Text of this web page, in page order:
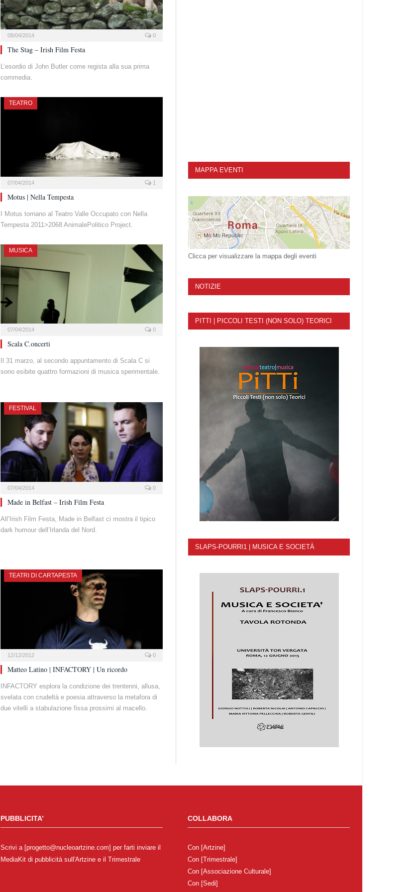
08/04/2014 0
The Stag – Irish Film Festa
L’esordio di John Butler come regista alla sua prima
commedia.
TEATRO
07/04/2014 1
Motus | Nella Tempesta
I Motus tornano al Teatro Valle Occupato con Nella
Tempesta 2011>2068 AnimalePolitico Project.
MUSICA
07/04/2014 0
Scala C.oncerti
Il 31 marzo, al secondo appuntamento di Scala C si
sono esibite quattro formazioni di musica sperimentale.
FESTIVAL
07/04/2014 0
Made in Belfast – Irish Film Festa
All’Irish Film Festa, Made in Belfast ci mostra il tipico
dark humour dell’Irlanda del Nord.
TEATRI DI CARTAPESTA
12/12/2012 0
Matteo Latino | INFACTORY | Un ricordo
INFACTORY esplora la condizione dei trentenni, allusa,
svelata con crudeltà e poesia attraverso la metafora di
due vitelli a stabulazione fissa prossimi al macello.
MAPPA EVENTI
Clicca per visualizzare la mappa degli eventi
NOTIZIE
PITTI | PICCOLI TESTI (NON SOLO) TEORICI
SLAPS-POURRI1 | MUSICA E SOCIETÀ
PUBBLICITA’
Scrivi a [progetto@nucleoartzine.com] per farti inviare il
MediaKit di pubblicità sull'Artzine e il Trimestrale
COLLABORA
Con [Artzine]
Con [Trimestrale]
Con [Associazione Culturale]
Con [Sedi]